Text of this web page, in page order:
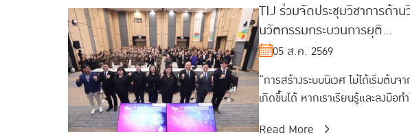
TIJ ร่วมจัดประชุมวิชาการด้า
นวัตกรรมกระบวนการยุติ...
05 ส.ค. 2569
“การสร้างระบบนิเวศ ไม่ได้เริ่มต้
เกิดขึ้นได้ หากเราเรียนรู้และลง
Read More